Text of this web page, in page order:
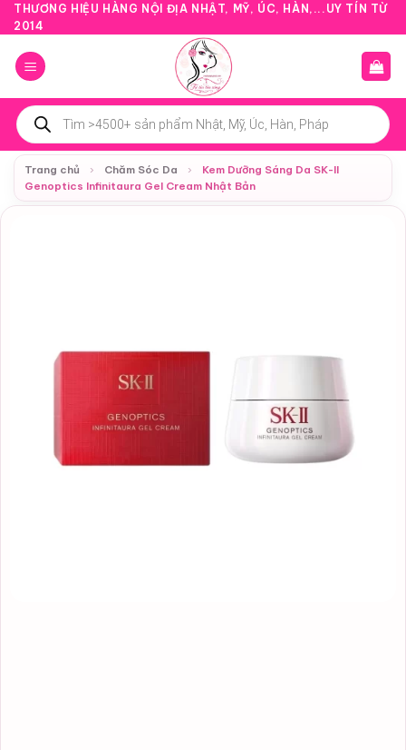
Bỏ
qua
nội
dung
THƯƠNG HIỆU HÀNG NỘI ĐỊA NHẬT, MỸ, ÚC, HÀN,...UY TÍN TỪ
2014
Tìm
kiếm
sản
phẩm
Trang chủ
› Chăm Sóc Da ›
Kem Dưỡng Sáng Da SK-II
Genoptics Infinitaura Gel Cream Nhật Bản